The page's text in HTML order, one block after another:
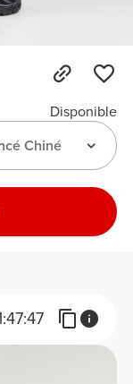
Disponible
Chiné
47:47